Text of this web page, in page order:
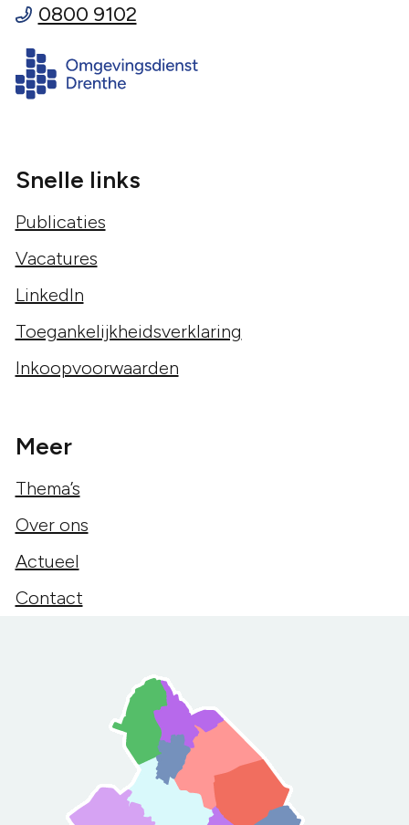
0800 9102
Snelle links
Publicaties
Vacatures
LinkedIn
Toegankelijkheidsverklaring
Inkoopvoorwaarden
Meer
Thema’s
Over ons
Actueel
Contact